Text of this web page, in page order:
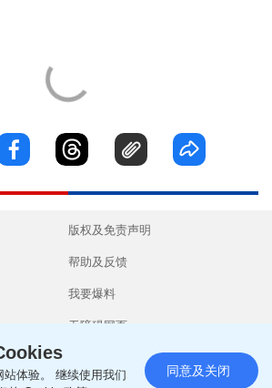
版权及免责声明
帮助及反馈
我要爆料
无障碍网页
体验。 继续使用我们
同意及关闭